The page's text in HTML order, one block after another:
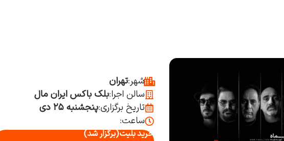
شهر:تهران
سالن اجرا:بلک باکس ایران مال
تاریخ برگزاری:پنجشنبه ۲۵ دی
ساعت:
خرید بلیت(برگزار شد)